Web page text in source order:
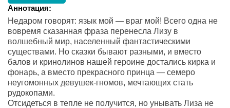
Аннотация:
Недаром говорят: язык мой — враг мой! Всего одна не
вовремя сказанная фраза перенесла Лизу в
волшебный мир, населенный фантастическими
существами. Но сказки бывают разными, и вместо
балов и кринолинов нашей героине достались кирка и
фонарь, а вместо прекрасного принца — семеро
неугомонных девушек-гномов, мечтающих стать
рудокопами.
Отсидеться в тепле не получится, но унывать Лиза не